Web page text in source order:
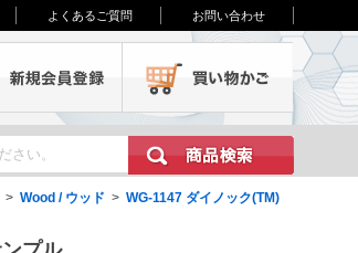
よくあるご質問 お問い合わせ
買い物かご
> Wood / ウッド > WG-1147 ダイノック(TM)